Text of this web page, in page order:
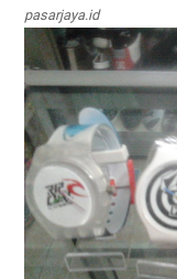
pasarjaya.id